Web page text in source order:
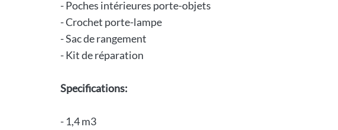
- Poches intérieures porte-objets
- Crochet porte-lampe
- Sac de rangement
- Kit de réparation
Specifications:
- 1,4 m3